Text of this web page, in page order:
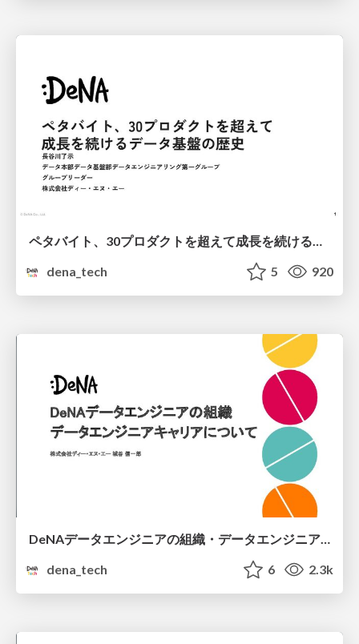
dena_tech
5 920
DeNAデータエンジニアの組織・データエンジニアキャリアについて
dena_tech
6 2.3k